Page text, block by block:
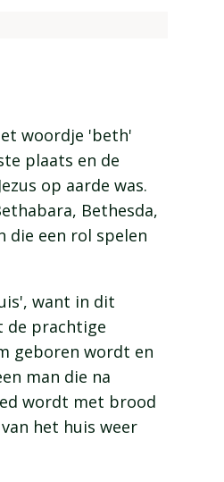
woordje 'beth'
plaats en de
op aarde was.
Bethesda,
die een rol spelen
want in dit
de prachtige
geboren wordt en
man die na
wordt met brood
het huis weer